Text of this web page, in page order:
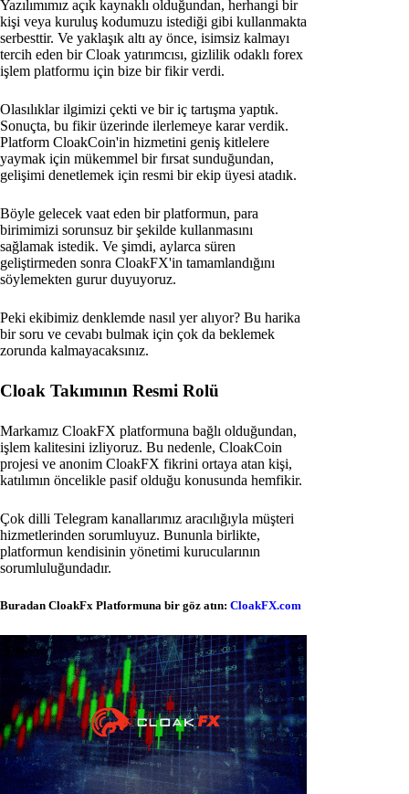
Yazılımımız açık kaynaklı olduğundan, herhangi bir
kişi veya kuruluş kodumuzu istediği gibi kullanmakta
serbesttir. Ve yaklaşık altı ay önce, isimsiz kalmayı
tercih eden bir Cloak yatırımcısı, gizlilik odaklı forex
işlem platformu için bize bir fikir verdi.
Olasılıklar ilgimizi çekti ve bir iç tartışma yaptık.
Sonuçta, bu fikir üzerinde ilerlemeye karar verdik.
Platform CloakCoin'in hizmetini geniş kitlelere
yaymak için mükemmel bir fırsat sunduğundan,
gelişimi denetlemek için resmi bir ekip üyesi atadık.
Böyle gelecek vaat eden bir platformun, para
birimimizi sorunsuz bir şekilde kullanmasını
sağlamak istedik. Ve şimdi, aylarca süren
geliştirmeden sonra CloakFX'in tamamlandığını
söylemekten gurur duyuyoruz.
Peki ekibimiz denklemde nasıl yer alıyor? Bu harika
bir soru ve cevabı bulmak için çok da beklemek
zorunda kalmayacaksınız.
Cloak Takımının Resmi Rolü
Markamız CloakFX platformuna bağlı olduğundan,
işlem kalitesini izliyoruz. Bu nedenle, CloakCoin
projesi ve anonim CloakFX fikrini ortaya atan kişi,
katılımın öncelikle pasif olduğu konusunda hemfikir.
Çok dilli Telegram kanallarımız aracılığıyla müşteri
hizmetlerinden sorumluyuz. Bununla birlikte,
platformun kendisinin yönetimi kurucularının
sorumluluğundadır.
Buradan CloakFx Platformuna bir göz atın: CloakFX.com